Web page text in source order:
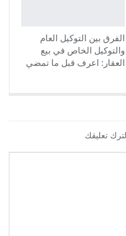
الفرق بين التوكيل العام
والتوكيل الخاص في بيع
العقار: اعرف قبل ما تمضي
تعليقك